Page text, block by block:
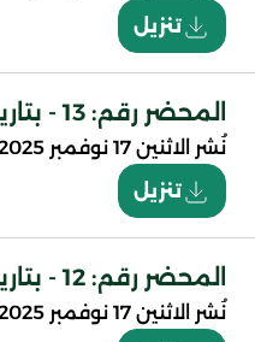
تنزيل
المحضر رقم: 13 - بتاريخ: 17/11/2025
نُشر الاثنين 17 نوفمبر 2025
تنزيل
المحضر رقم: 12 - بتاريخ: 17/11/2025
نُشر الاثنين 17 نوفمبر 2025